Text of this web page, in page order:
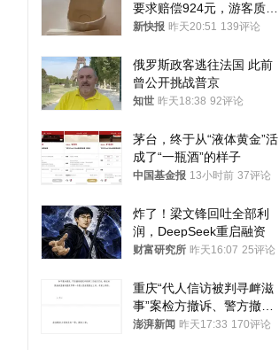
要求赔偿924元，游客质疑
酒店房客物品超高标价，市
新快报 昨天20:51 139评论
俄罗斯政客逃往法国 此前
曾公开挑战普京
知世 昨天18:38 92评论
茅台，终于从“液体黄金”活
成了“一瓶酒”的样子
中国基金报 13小时前 37评论
炸了！梁文锋回吐全部利
润，DeepSeek重启融资
财富研究所 昨天16:07 25评论
重庆“代人信访被判寻衅滋
事”案检方撤诉、警方撤
案，两被告人获国赔
澎湃新闻 昨天17:33 170评论